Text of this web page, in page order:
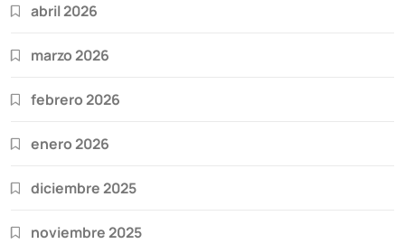
abril 2026
marzo 2026
febrero 2026
enero 2026
diciembre 2025
noviembre 2025